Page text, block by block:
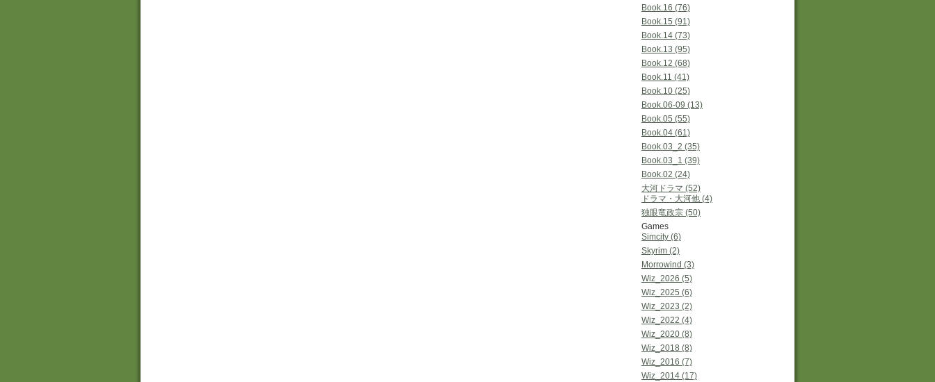
Book.16 (76)
Book.15 (91)
Book.14 (73)
Book.13 (95)
Book.12 (68)
Book.11 (41)
Book.10 (25)
Book.06-09 (13)
Book.05 (55)
Book.04 (61)
Book.03_2 (35)
Book.03_1 (39)
Book.02 (24)
大河ドラマ (52)
ドラマ・大河他 (4)
独眼竜政宗 (50)
Games
Simcity (6)
Skyrim (2)
Morrowind (3)
Wiz_2026 (5)
Wiz_2025 (6)
Wiz_2023 (2)
Wiz_2022 (4)
Wiz_2020 (8)
Wiz_2018 (8)
Wiz_2016 (7)
Wiz_2014 (17)